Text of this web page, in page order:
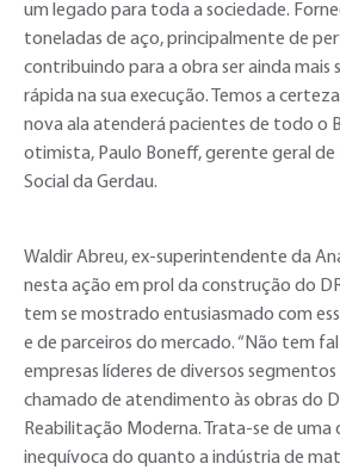
um legado para toda a sociedade.
toneladas de aço, principalmente de
contribuindo para a obra ser ainda mais
rápida na sua execução. Temos a
nova ala atenderá pacientes de todo o
otimista, Paulo Boneff, gerente geral de
Social da Gerdau.
Waldir Abreu, ex-superintendente da
nesta ação em prol da construção do
tem se mostrado entusiasmado com
e de parceiros do mercado. “Não tem
empresas líderes de diversos
chamado de atendimento às obras do
Reabilitação Moderna. Trata-se de
inequívoca do quanto a indústria de